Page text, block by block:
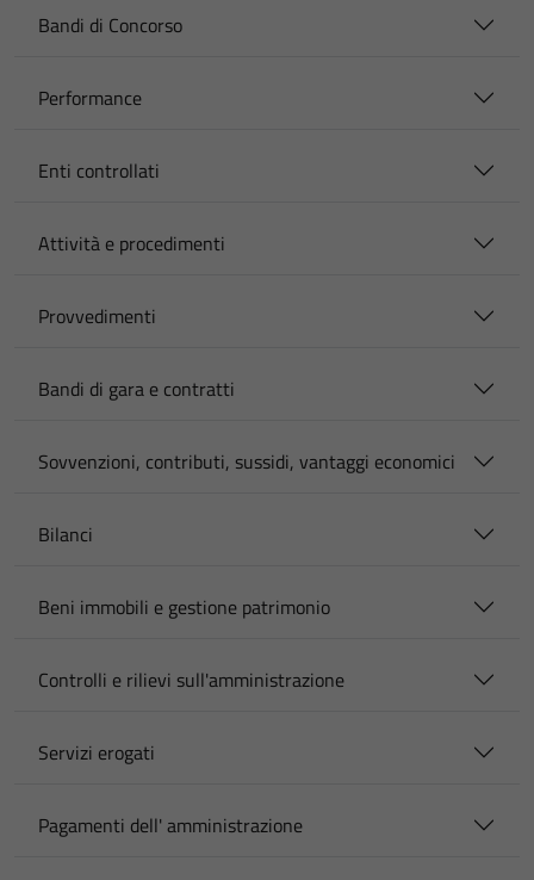
Bandi di Concorso
Performance
Enti controllati
Attività e procedimenti
Provvedimenti
Bandi di gara e contratti
Sovvenzioni, contributi, sussidi, vantaggi economici
Bilanci
Beni immobili e gestione patrimonio
Controlli e rilievi sull'amministrazione
Servizi erogati
Pagamenti dell' amministrazione